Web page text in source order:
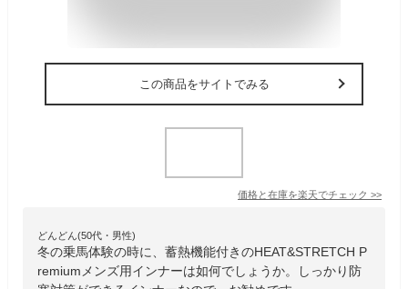
この商品をサイトでみる
価格と在庫を楽天でチェック >>
どんどん(50代・男性)
冬の乗馬体験の時に、蓄熱機能付きのHEAT&STRETCH P
remiumメンズ用インナーは如何でしょうか。しっかり防